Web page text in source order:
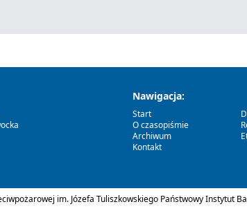
Nawigacja:
Start
O czasopiśmie
Archiwum
Kontakt
im. Józefa Tuliszkowskiego Państwowy Instytut